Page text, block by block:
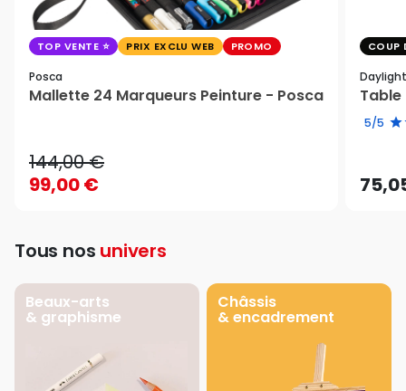
TOP VENTE PRIX EXCLU WEB PROMO
Posca
Mallette 24 Marqueurs Peinture - Posca
144,00 €
99,00 €
COUP
Daylight
Table
5/5
Tous nos univers
Beaux-arts
& graphisme
Châssis
& encadrement